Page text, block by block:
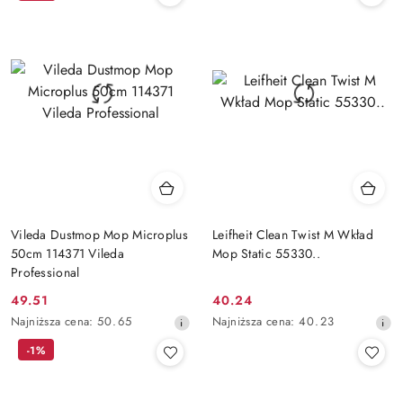
obniżką
Vileda Dustmop Mop Microplus
50cm 114371 Vileda
Professional
Cena
promocyjna:
49.51
Najniższa
cena
Najniższa cena: 50.65
Leifheit Clean Twist M Wkład
Mop Static 55330..
Cena
promocyjna:
40.24
Najniższa
Najniższa cena: 40.23
-1%